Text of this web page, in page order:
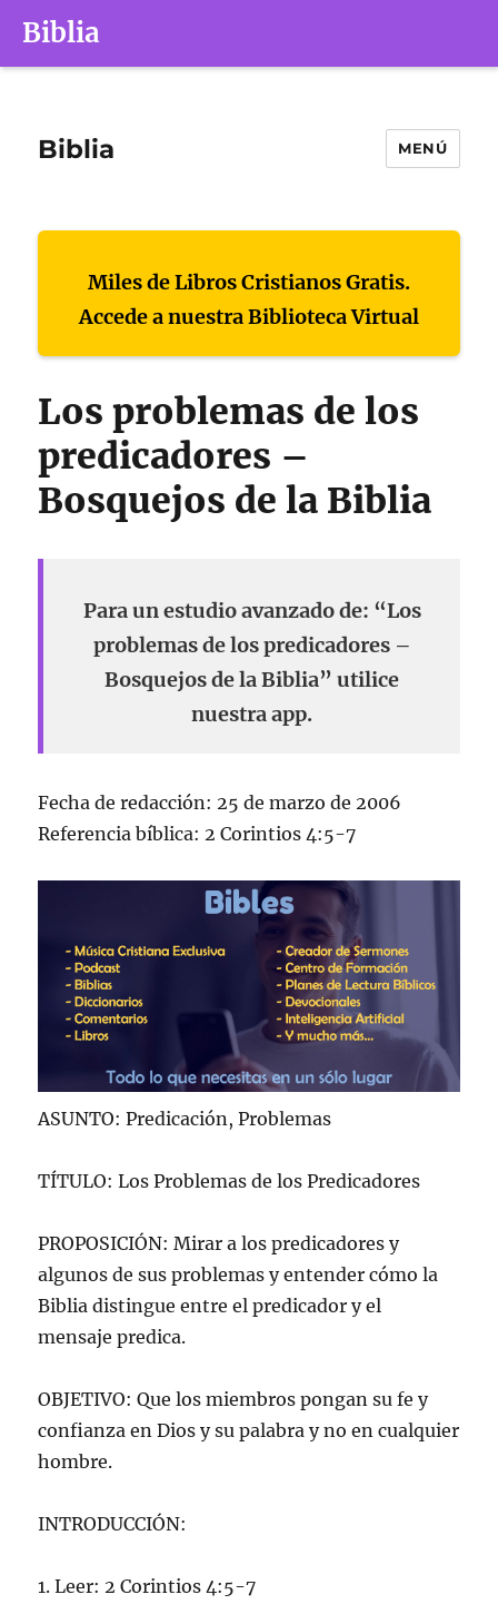
Biblia
Biblia MENÚ
Miles de Libros Cristianos Gratis.
Accede a nuestra Biblioteca Virtual
Los problemas de los
predicadores –
Bosquejos de la Biblia
Para un estudio avanzado de: “Los
problemas de los predicadores –
Bosquejos de la Biblia” utilice
nuestra app.
Fecha de redacción: 25 de marzo de 2006
Referencia bíblica: 2 Corintios 4:5-7
ASUNTO: Predicación, Problemas
TÍTULO: Los Problemas de los Predicadores
PROPOSICIÓN: Mirar a los predicadores y
algunos de sus problemas y entender cómo la
Biblia distingue entre el predicador y el
mensaje predica.
OBJETIVO: Que los miembros pongan su fe y
confianza en Dios y su palabra y no en cualquier
hombre.
INTRODUCCIÓN:
1. Leer: 2 Corintios 4:5-7